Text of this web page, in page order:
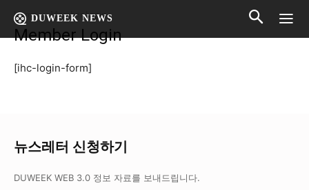
DUWEEK NEWS
Home Member Login
Member Login
[ihc-login-form]
뉴스레터 신청하기
DUWEEK WEB 3.0 정보 자료를 보내드립니다.